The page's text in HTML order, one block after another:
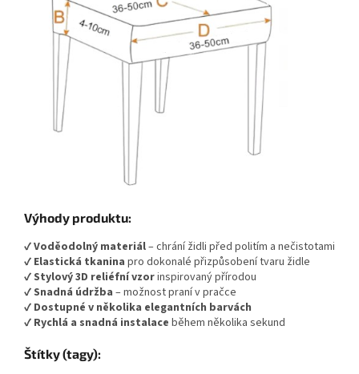
Výhody produktu:
✔Voděodolný materiál– chrání židli před politím a nečistotami
✔ Elastická tkanina pro dokonalé přizpůsobení tvaru židle
✔Stylový 3D reliéfní vzorinspirovaný přírodou
✔Snadná údržba – možnost praní v pračce
✔ Dostupné v několika elegantních barvách
✔ Rychlá a snadná instalace během několika sekund
Štítky (tagy):